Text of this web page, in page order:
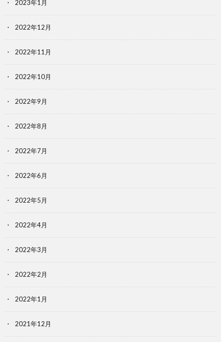
2023年1月
2022年12月
2022年11月
2022年10月
2022年9月
2022年8月
2022年7月
2022年6月
2022年5月
2022年4月
2022年3月
2022年2月
2022年1月
2021年12月